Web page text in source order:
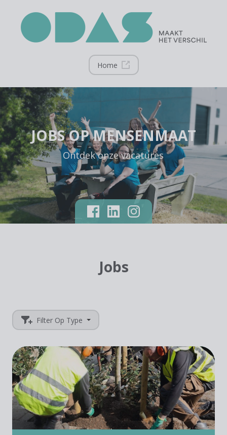
Home
JOBS OP MENSENMAAT
Ontdek onze vacatures
Jobs
Filter Op Type